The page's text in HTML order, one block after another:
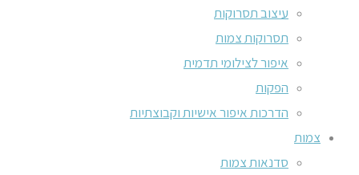
עיצוב תסרוקות
תסרוקות צמות
איפור לצילומי תדמית
הפקות
הדרכות איפור אישיות וקבוצתיות
צמות
סדנאות צמות